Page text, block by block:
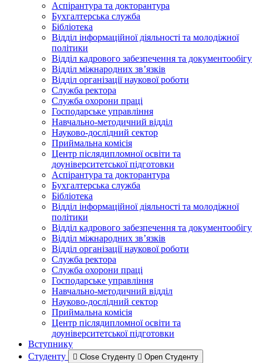
Аспірантура та докторантура
Бухгалтерська служба
Бібліотека
Відділ інформаційної діяльності та молодіжної
політики
Відділ кадрового забезпечення та документообігу
Відділ міжнародних зв’язків
Відділ організації наукової роботи
Служба ректора
Служба охорони праці
Господарське управління
Навчально-методичний відділ
Науково-дослідний сектор
Приймальна комісія
Центр післядипломної освіти та
доуніверситетської підготовки
Аспірантура та докторантура
Бухгалтерська служба
Бібліотека
Відділ інформаційної діяльності та молодіжної
політики
Відділ кадрового забезпечення та документообігу
Відділ міжнародних зв’язків
Відділ організації наукової роботи
Служба ректора
Служба охорони праці
Господарське управління
Навчально-методичний відділ
Науково-дослідний сектор
Приймальна комісія
Центр післядипломної освіти та
доуніверситетської підготовки
Вступнику
Студенту
Close Студенту Open Студенту